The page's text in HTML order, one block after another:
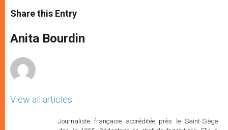
t
s
p
p
s
e
g
e
e
b
o
k
r
Share this Entry
Anita Bourdin
View all articles
Journaliste française accréditée près le Saint-Siège